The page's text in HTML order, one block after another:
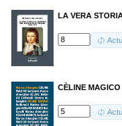
LA VERA
CÈLINE MAGICO